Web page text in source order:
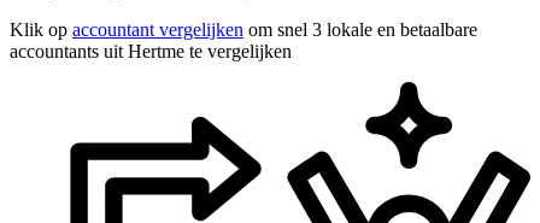
Klik op accountant vergelijken om snel 3 lokale en betaalbare
accountants uit Hertme te vergelijken